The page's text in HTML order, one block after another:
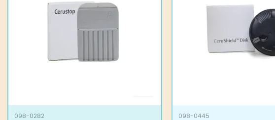
098-0282 098-0445